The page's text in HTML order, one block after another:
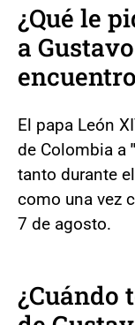
¿Qué le
a
El papa León
de Colombia a
tanto durante
como una vez
7 de agosto.
¿Cuándo